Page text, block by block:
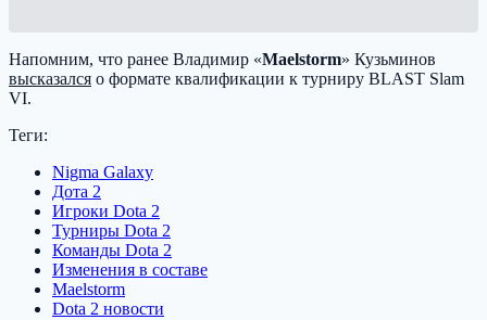
Напомним, что ранее Владимир «Maelstorm» Кузьминов
высказался о формате квалификации к турниру BLAST Slam
VI.
Теги:
Nigma Galaxy
Дота 2
Игроки Dota 2
Турниры Dota 2
Команды Dota 2
Изменения в составе
Maelstorm
Dota 2 новости